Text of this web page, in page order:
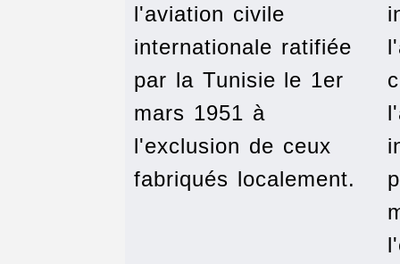
l'aviation civile
internationale ratifiée
par la Tunisie le 1er
mars 1951 à
l'exclusion de ceux
fabriqués localement.